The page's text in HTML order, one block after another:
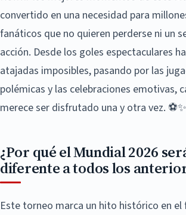
convertido en una necesidad para
fanáticos que no quieren perderse ni un
acción. Desde los goles espectaculares
atajadas imposibles, pasando por las
polémicas y las celebraciones emotivas,
merece ser disfrutado una y otra vez. ⚽✨
¿Por qué el Mundial 2026
diferente a todos los
Este torneo marca un hito histórico en